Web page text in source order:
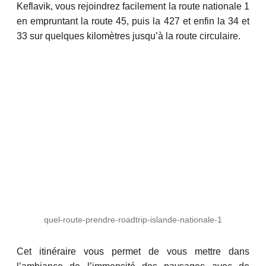
Keflavik, vous rejoindrez facilement la route nationale 1
en empruntant la route 45, puis la 427 et enfin la 34 et
33 sur quelques kilomètres jusqu’à la route circulaire.
quel-route-prendre-roadtrip-islande-nationale-1
Cet itinéraire vous permet de vous mettre dans